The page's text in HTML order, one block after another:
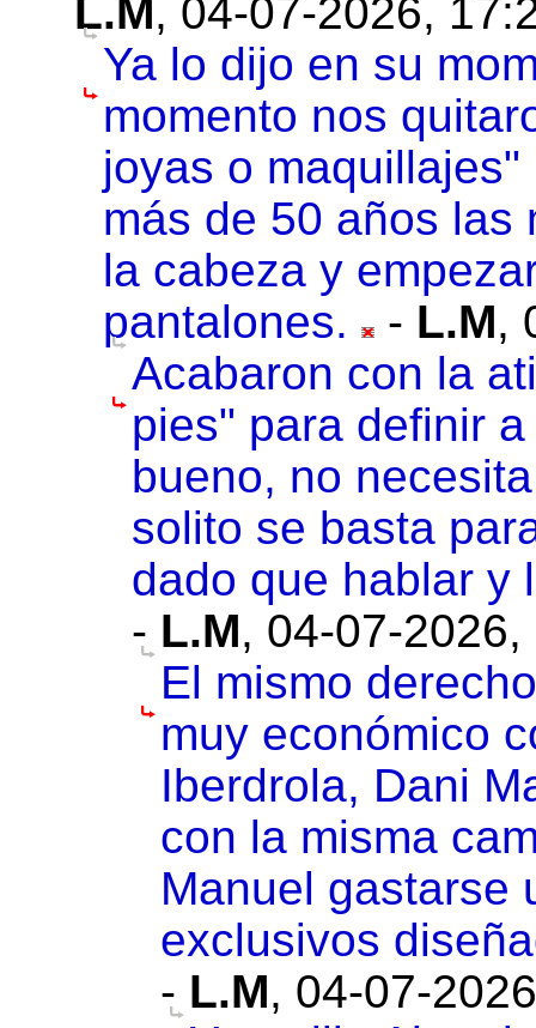
L.M, 04-07-2026,
Ya lo dijo en su
momento nos
joyas o
más de 50 años las
la cabeza y
pantalones.
- L.M,
Acabaron con la
pies" para definir
bueno, no
solito se basta
dado que hablar y
- L.M, 04-07-2026,
El mismo
muy económico
Iberdrola, Dani
con la misma
Manuel gastarse
exclusivos
- L.M, 04-07-